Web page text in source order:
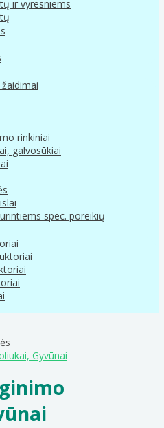
ir vyresniems
rinkiniai
galvosūkiai
spec. poreikių
Gyvūnai